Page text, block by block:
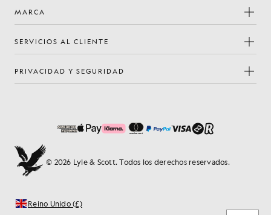
MARCA
SERVICIOS AL CLIENTE
PRIVACIDAD Y SEGURIDAD
© 2026 Lyle & Scott. Todos los derechos reservados.
Reino Unido (£)